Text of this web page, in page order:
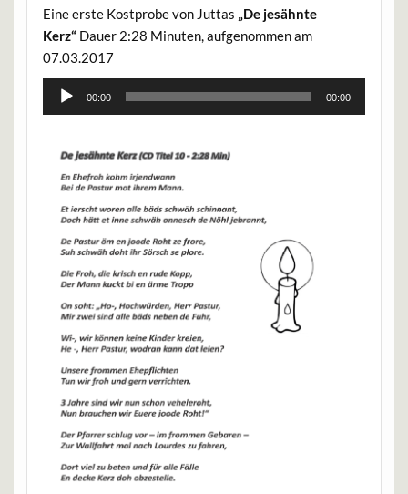
Eine erste Kostprobe von Juttas „De jesähnte
Kerz“ Dauer 2:28 Minuten, aufgenommen am
07.03.2017
Audio-
00:00 00:00